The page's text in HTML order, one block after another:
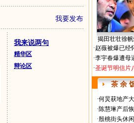
我要发布
我来说两句
精华区
辩论区
揭田壮壮徐帆
·赵薇被爆已经
·李宇春爆遭母
·圣诞节明信片
茶 余
·何炅获地产
·陈慧琳产后
·殷桃街头休